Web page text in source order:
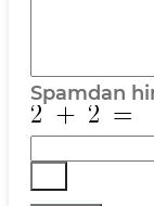
Spamdan